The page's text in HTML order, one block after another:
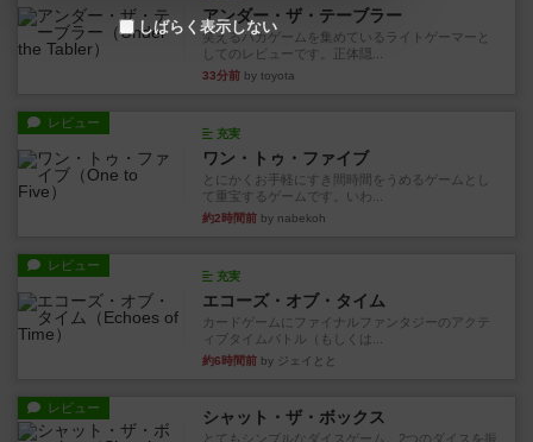
アンダー・ザ・テーブラー
笑えるバカゲームを集めているライトゲーマーと
してのレビューです。正体隠...
33分前 by toyota
レビュー
充実
ワン・トゥ・ファイブ
とにかくお手軽にすき間時間をうめるゲームとし
て重宝するゲームです。いわ...
約2時間前 by nabekoh
レビュー
充実
エコーズ・オブ・タイム
カードゲームにファイナルファンタジーのアクテ
ィブタイムバトル（もしくは...
約6時間前 by ジェイとと
レビュー シャット・ザ・ボックス
とてもシンプルなダイスゲーム。2つのダイスを振
しばらく表示しない